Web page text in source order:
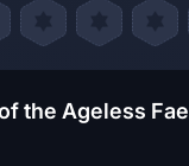
the Ageless Fae